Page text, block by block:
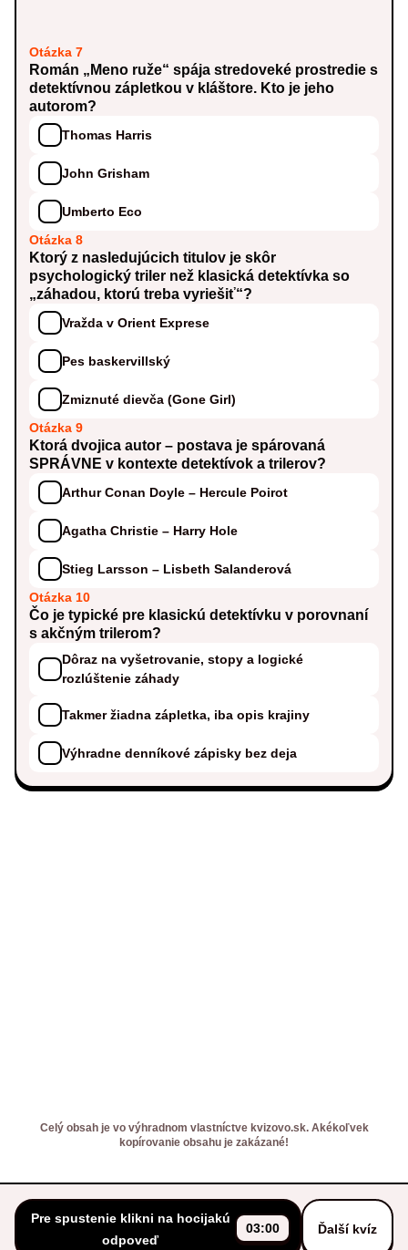
Otázka 7
Román „Meno ruže“ spája stredoveké prostredie s
detektívnou zápletkou v kláštore. Kto je jeho
autorom?
Thomas Harris
John Grisham
Umberto Eco
Otázka 8
Ktorý z nasledujúcich titulov je skôr
psychologický triler než klasická detektívka so
„záhadou, ktorú treba vyriešiť“?
Vražda v Orient Exprese
Pes baskervillský
Zmiznuté dievča (Gone Girl)
Otázka 9
Ktorá dvojica autor – postava je spárovaná
SPRÁVNE v kontexte detektívok a trilerov?
Arthur Conan Doyle – Hercule Poirot
Agatha Christie – Harry Hole
Stieg Larsson – Lisbeth Salanderová
Otázka 10
Čo je typické pre klasickú detektívku v porovnaní
s akčným trilerom?
Dôraz na vyšetrovanie, stopy a logické
rozlúštenie záhady
Takmer žiadna zápletka, iba opis krajiny
Výhradne denníkové zápisky bez deja
Pre spustenie klikni na hocijakú
odpoveď
03:00 Ďalší kvíz
Celý obsah je vo výhradnom vlastníctve kvizovo.sk. Akékoľvek
kopírovanie obsahu je zakázané!